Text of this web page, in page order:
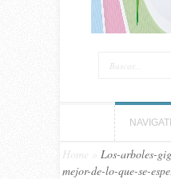
Home
Los-arboles-
mejor-de-lo-que-se-